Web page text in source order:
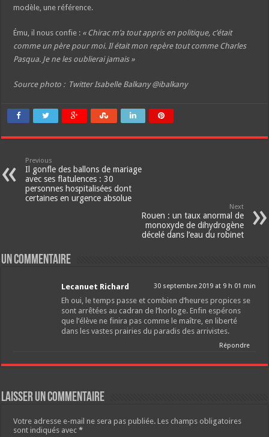
modèle, une référence.
Ému, il nous confie : « Chirac m’a tout appris en politique, c’était
comme un père pour moi. Il était mon repère tout comme Charles
Pasqua. Je ne les oublierai jamais »
Source photo : Twitter Isabelle Balkany @ibalkany
Previous
Il gonfle des ballons de mariage
avec ses flatulences : 30
personnes hospitalisées dont
certaines en urgence absolue
Next
Rouen : un taux anormal de
monoxyde de dihydrogène
décelé dans l’eau du robinet
Un commentaire
Lecanuet Richard 30 septembre 2019 at 9 h 01 min
Eh oui, le temps passe et combien d’heures propices se
sont arrêtées au cadran de l’horloge. Enfin espérons
que l’élève ne finira pas comme le maître, en liberté
dans les vastes prairies du paradis des arrivistes.
Répondre
Laisser un commentaire
Votre adresse e-mail ne sera pas publiée. Les champs obligatoires
sont indiqués avec*